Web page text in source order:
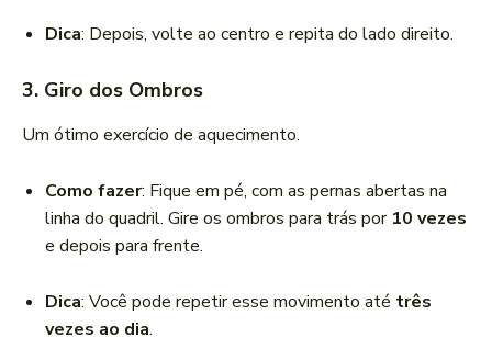
Dica: Depois, volte ao centro e repita do lado direito.
3. Giro dos Ombros
Um ótimo exercício de aquecimento.
Como fazer: Fique em pé, com as pernas abertas na
linha do quadril. Gire os ombros para trás por 10 vezes
e depois para frente.
Dica: Você pode repetir esse movimento até três
vezes ao dia.